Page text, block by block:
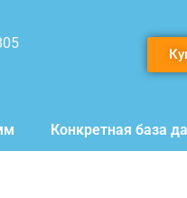
Конкретная база